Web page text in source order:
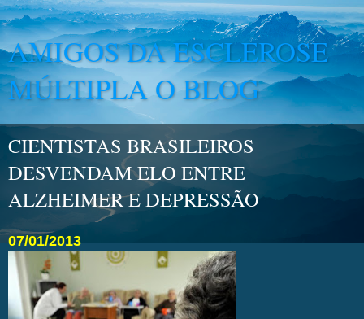
AMIGOS DA ESCLEROSE
MÚLTIPLA O BLOG
CIENTISTAS BRASILEIROS
DESVENDAM ELO ENTRE
ALZHEIMER E DEPRESSÃO
07/01/2013